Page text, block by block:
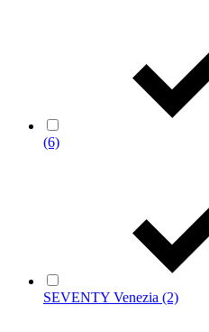
(6)
SEVENTY Venezia (2)